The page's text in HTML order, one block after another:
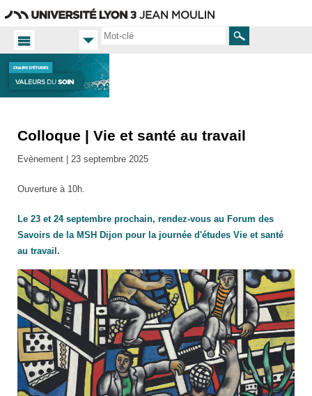
Rechercher
Accueil
Colloque | Vie et santé au travail
Evènement | 23 septembre 2025
Ouverture à 10h.
Le 23 et 24 septembre prochain, rendez-vous au Forum des
Savoirs de la MSH Dijon pour la journée d'études Vie et santé
au travail.